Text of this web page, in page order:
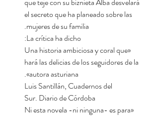
el secreto que ha planeado sobre las
mujeres de su familia.
La crítica ha dicho:
«Una historia ambiciosa y coral que
hará las delicias de los seguidores de la
autora asturiana».
Luis Santillán, Cuadernos del
Sur. Diario de Córdoba
«Ni esta novela -ni ninguna- es para